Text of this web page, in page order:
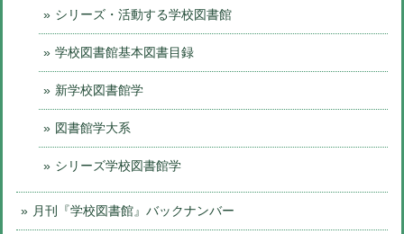
シリーズ・活動する学校図書館
学校図書館基本図書目録
新学校図書館学
図書館学大系
シリーズ学校図書館学
月刊『学校図書館』バックナンバー